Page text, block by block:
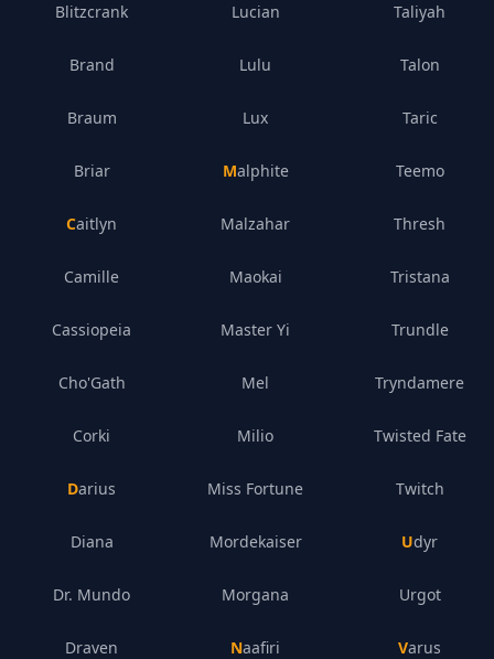
Blitzcrank
Brand
Braum
Briar
Caitlyn
Camille
Cassiopeia
Cho'Gath
Corki
Darius
Diana
Dr. Mundo
Draven
Lucian
Lulu
Lux
Malphite
Malzahar
Maokai
Master Yi
Mel
Milio
Miss Fortune
Mordekaiser
Morgana
Naafiri
Taliyah
Talon
Taric
Teemo
Thresh
Tristana
Trundle
Tryndamere
Twisted Fate
Twitch
Udyr
Urgot
Varus